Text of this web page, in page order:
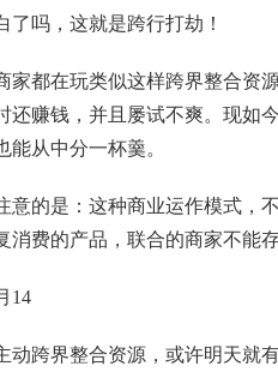
了吗，这就是跨行打劫！
家都在玩类似这样跨界整合资
还赚钱，并且屡试不爽。现如
能从中分一杯羹。
意的是：这种商业运作模式，
消费的产品，联合的商家不能
14
动跨界整合资源，或许明天就